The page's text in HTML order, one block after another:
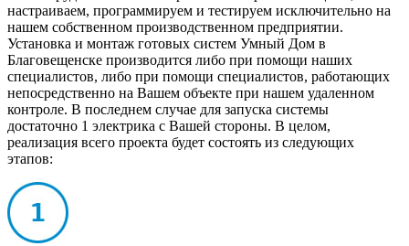
настраиваем, программируем и тестируем исключительно на
нашем собственном производственном предприятии.
Установка и монтаж готовых систем Умный Дом в
Благовещенске производится либо при помощи наших
специалистов, либо при помощи специалистов, работающих
непосредственно на Вашем объекте при нашем удаленном
контроле. В последнем случае для запуска системы
достаточно 1 электрика с Вашей стороны. В целом,
реализация всего проекта будет состоять из следующих
этапов: